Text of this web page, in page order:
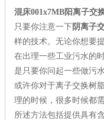
混床001x7MB阳离子交
只要你注意一下 阴离子
样的技术。无论你想要
在出理一些工业污水的
是只要你问起一些做污
或许你对于离子交换树
理的时候，很多时候都
所述方法包括提供具有